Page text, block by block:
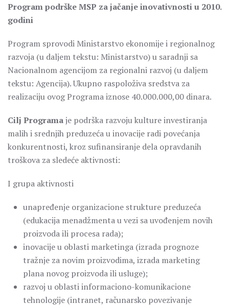
Program podrškeMSP za jačanje inovativnosti u 2010.
godini
Program sprovodi Ministarstvo ekonomije i regionalnog
razvoja (u daljem tekstu: Ministarstvo) u saradnji sa
Nacionalnom agencijom za regionalni razvoj (u daljem
tekstu: Agencija). Ukupno raspoloživa sredstva za
realizaciju ovog Programa iznose 40.000.000,00 dinara.
Cilj Programaje podrška razvoju kulture investiranja
malih i srednjih preduzeća u inovacije radi povećanja
konkurentnosti, kroz sufinansiranje dela opravdanih
troškova za sledeće aktivnosti:
I grupa aktivnosti
unapređenje organizacione strukture preduzeća
(edukacija menadžmenta u vezi sa uvođenjem novih
proizvoda ili procesa rada);
inovacije u oblasti marketinga (izrada prognoze
tražnje za novim proizvodima, izrada marketing
plana novog proizvoda ili usluge);
razvoj u oblasti informaciono-komunikacione
tehnologije (intranet, računarsko povezivanje